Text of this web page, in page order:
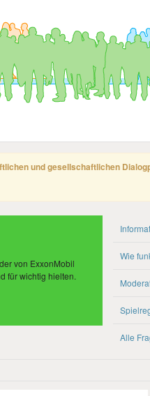
und gesellschaftlichen
von ExxonMobil
für wichtig hielten.
Wie
Alle